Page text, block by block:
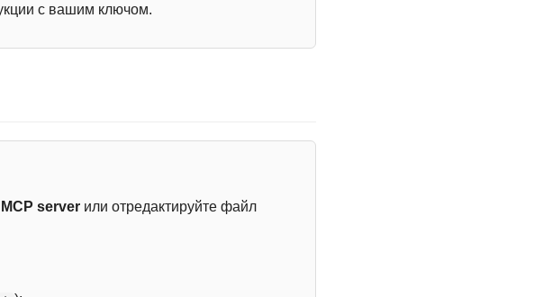
с вашим ключом.
server или отредактируйте файл